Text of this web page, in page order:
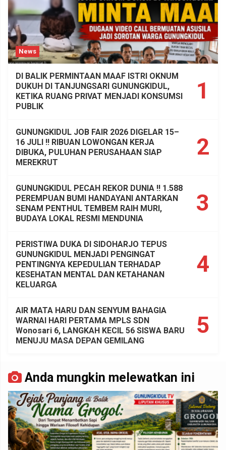
News
1
DI BALIK PERMINTAAN MAAF ISTRI OKNUM
DUKUH DI TANJUNGSARI GUNUNGKIDUL,
KETIKA RUANG PRIVAT MENJADI KONSUMSI
PUBLIK
2
GUNUNGKIDUL JOB FAIR 2026 DIGELAR 15–
16 JULI !! RIBUAN LOWONGAN KERJA
DIBUKA, PULUHAN PERUSAHAAN SIAP
MEREKRUT
3
GUNUNGKIDUL PECAH REKOR DUNIA !! 1.588
PEREMPUAN BUMI HANDAYANI ANTARKAN
SENAM PENTHUL TEMBEM RAIH MURI,
BUDAYA LOKAL RESMI MENDUNIA
4
PERISTIWA DUKA DI SIDOHARJO TEPUS
GUNUNGKIDUL MENJADI PENGINGAT
PENTINGNYA KEPEDULIAN TERHADAP
KESEHATAN MENTAL DAN KETAHANAN
KELUARGA
5
AIR MATA HARU DAN SENYUM BAHAGIA
WARNAI HARI PERTAMA MPLS SDN
Wonosari 6, LANGKAH KECIL 56 SISWA BARU
MENUJU MASA DEPAN GEMILANG
Anda mungkin melewatkan ini